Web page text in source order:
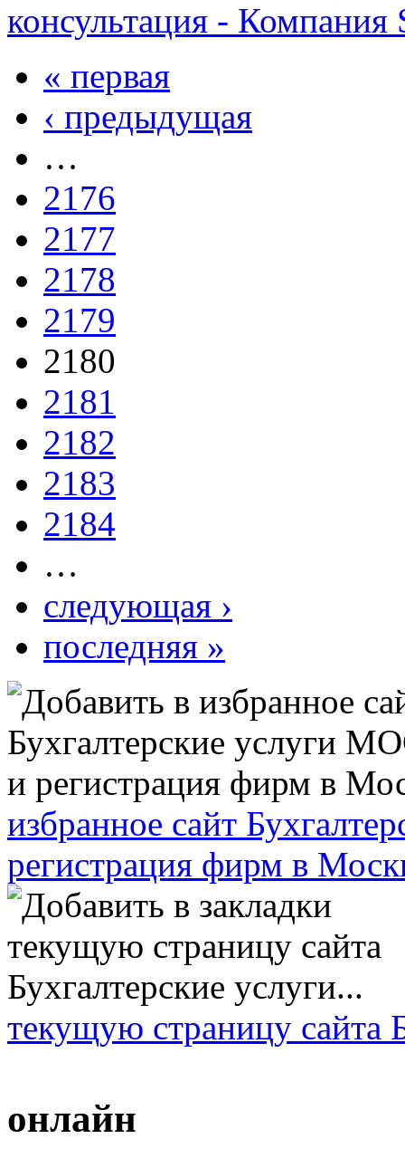
консультация - Компания
« первая
‹ предыдущая
…
2176
2177
2178
2179
2180
2181
2182
2183
2184
…
следующая ›
последняя »
избранное сайт
регистрация фирм в
текущую страницу сайта
онлайн